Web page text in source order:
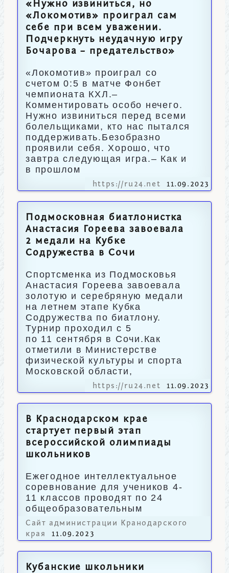
«Нужно извиниться, но
«Локомотив» проиграл сам
себе при всем уважении.
Подчеркнуть неудачную игру
Бочарова – предательство»
«Локомотив» проиграл со
счетом 0:5 в матче Фонбет
чемпионата КХЛ.–
Комментировать особо нечего.
Нужно извиниться перед всеми
болельщиками, кто нас пытался
поддерживать.Безобразно
проявили себя. Хорошо, что
завтра следующая игра.– Как и
в прошлом
https://ru24.net 11.09.2023
Подмосковная биатлонистка
Анастасия Гореева завоевала
2 медали на Кубке
Содружества в Сочи
Спортсменка из Подмосковья
Анастасия Гореева завоевала
золотую и серебряную медали
на летнем этапе Кубка
Содружества по биатлону.
Турнир проходил с 5
по 11 сентября в Сочи.Как
отметили в Министерстве
физической культуры и спорта
Московской области,
https://ru24.net 11.09.2023
В Краснодарском крае
стартует первый этап
всероссийской олимпиады
школьников
Ежегодное интеллектуальное
соревнование для учеников 4-
11 классов проводят по 24
общеобразовательным
предметам.
Сайт администрации Кранодарского
края
11.09.2023
Кубанские школьники